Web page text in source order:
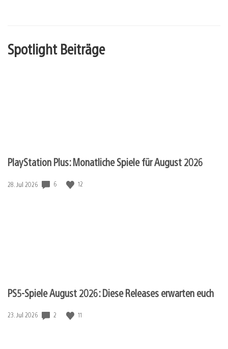
Spotlight Beiträge
PlayStation Plus: Monatliche Spiele für August 2026
Veröffentlichungsdatum:
28. Jul 2026 6 12
PS5-Spiele August 2026: Diese Releases erwarten euch
Veröffentlichungsdatum:
23. Jul 2026 2 11